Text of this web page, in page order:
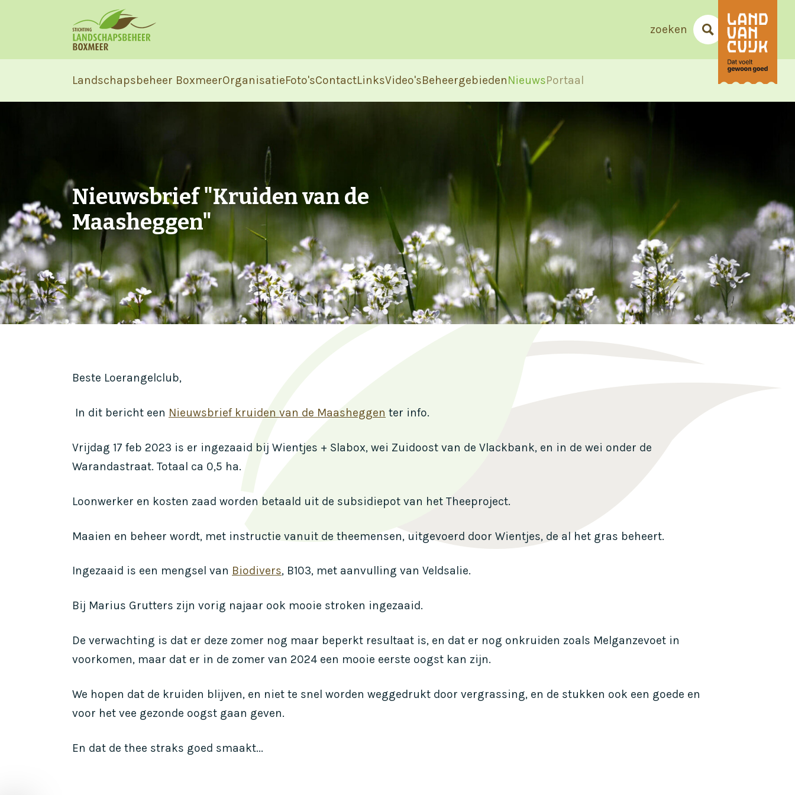
zoeken
Landschapsbeheer BoxmeerOrganisatieFoto'sContactLinksVideo'sBeheergebiedenNieuwsPortaal
Nieuwsbrief "Kruiden van de
Maasheggen"
Beste Loerangelclub,
In dit bericht een Nieuwsbrief kruiden van de Maasheggen ter info.
Vrijdag 17 feb 2023 is er ingezaaid bij Wientjes + Slabox, wei Zuidoost van de Vlackbank, en in de wei onder de
Warandastraat. Totaal ca 0,5 ha.
Loonwerker en kosten zaad worden betaald uit de subsidiepot van het Theeproject.
Maaien en beheer wordt, met instructie vanuit de theemensen, uitgevoerd door Wientjes, de al het gras beheert.
Ingezaaid is een mengsel van Biodivers, B103, met aanvulling van Veldsalie.
Bij Marius Grutters zijn vorig najaar ook mooie stroken ingezaaid.
De verwachting is dat er deze zomer nog maar beperkt resultaat is, en dat er nog onkruiden zoals Melganzevoet in
voorkomen, maar dat er in de zomer van 2024 een mooie eerste oogst kan zijn.
We hopen dat de kruiden blijven, en niet te snel worden weggedrukt door vergrassing, en de stukken ook een goede en
voor het vee gezonde oogst gaan geven.
En dat de thee straks goed smaakt...